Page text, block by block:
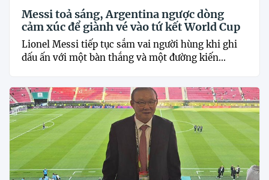
Messi toả sáng, Argentina ngược dòng
cảm xúc để giành vé vào tứ kết World Cup
Lionel Messi tiếp tục sắm vai người hùng khi ghi
dấu ấn với một bàn thắng và một đường kiến...